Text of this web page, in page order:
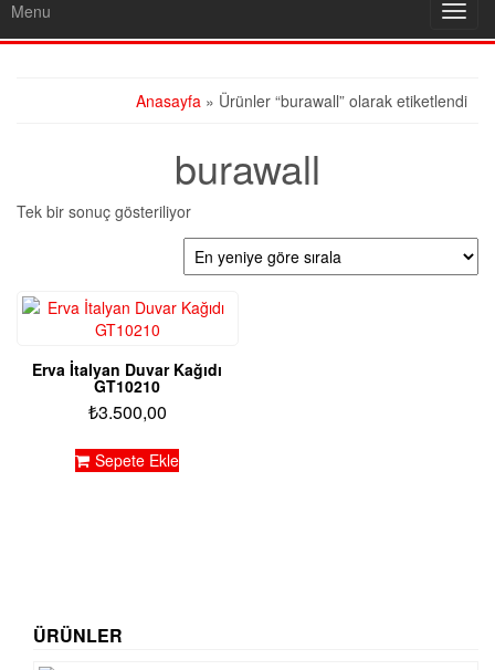
Menu
Anasayfa » Ürünler “burawall” olarak etiketlendi
burawall
Tek bir sonuç gösteriliyor
Erva İtalyan Duvar Kağıdı
GT10210
₺3.500,00
Sepete Ekle
ÜRÜNLER